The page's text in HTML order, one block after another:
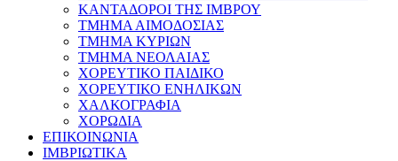
ΚΑΝΤΑΔΟΡΟΙ ΤΗΣ ΙΜΒΡΟΥ
ΤΜΗΜΑ ΑΙΜΟΔΟΣΙΑΣ
ΤΜΗΜΑ ΚΥΡΙΩΝ
ΤΜΗΜΑ ΝΕΟΛΑΙΑΣ
ΧΟΡΕΥΤΙΚΟ ΠΑΙΔΙΚΟ
ΧΟΡΕΥΤΙΚΟ ΕΝΗΛΙΚΩΝ
ΧΑΛΚΟΓΡΑΦΙΑ
ΧΟΡΩΔΙΑ
ΕΠΙΚΟΙΝΩΝΙΑ
ΙΜΒΡΙΩΤΙΚΑ